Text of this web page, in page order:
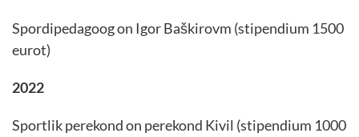
Spordipedagoog on Igor Baškirovm (stipendium 1500
eurot)
2022
Sportlik perekond on perekond Kivil (stipendium 1000